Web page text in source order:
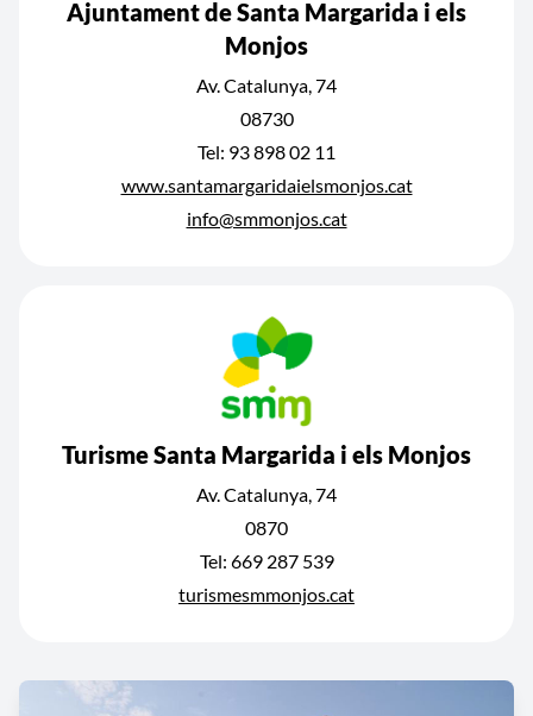
Ajuntament de Santa Margarida i els
Monjos
Av. Catalunya, 74
08730
Tel: 93 898 02 11
www.santamargaridaielsmonjos.cat
info@smmonjos.cat
Turisme Santa Margarida i els Monjos
Av. Catalunya, 74
0870
Tel: 669 287 539
turismesmmonjos.cat